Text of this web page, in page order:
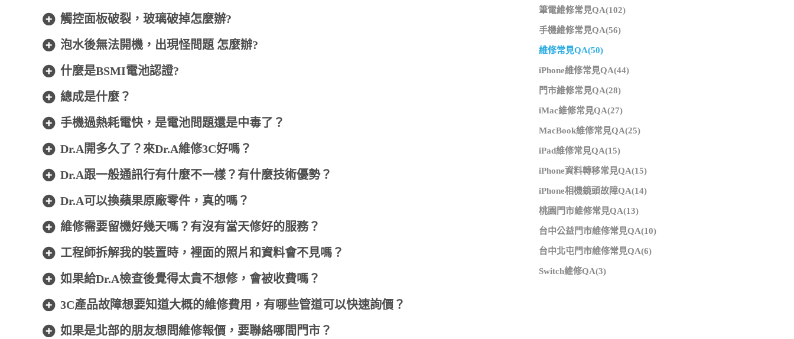
觸控面板破裂，玻璃破掉怎麼辦?
泡水後無法開機，出現怪問題 怎麼辦?
什麼是BSMI電池認證?
總成是什麼？
手機過熱耗電快，是電池問題還是中毒了？
Dr.A開多久了？來Dr.A維修3C好嗎？
Dr.A跟一般通訊行有什麼不一樣？有什麼技術優勢？
Dr.A可以換蘋果原廠零件，真的嗎？
維修需要留機好幾天嗎？有沒有當天修好的服務？
工程師拆解我的裝置時，裡面的照片和資料會不見嗎？
如果給Dr.A檢查後覺得太貴不想修，會被收費嗎？
3C產品故障想要知道大概的維修費用，有哪些管道可以快速詢價？
如果是北部的朋友想問維修報價，要聯絡哪間門市？
筆電維修常見QA(102)
手機維修常見QA(56)
維修常見QA(50)
iPhone維修常見QA(44)
門市維修常見QA(28)
iMac維修常見QA(27)
MacBook維修常見QA(25)
iPad維修常見QA(15)
iPhone資料轉移常見QA(15)
iPhone相機鏡頭故障QA(14)
桃園門市維修常見QA(13)
台中公益門市維修常見QA(10)
台中北屯門市維修常見QA(6)
Switch維修QA(3)